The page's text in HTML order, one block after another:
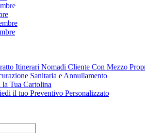
Itinerari Nomadi Cliente Con Mezzo
Sanitaria e Annullamento
la Tua Cartolina
il tuo Preventivo Personalizzato